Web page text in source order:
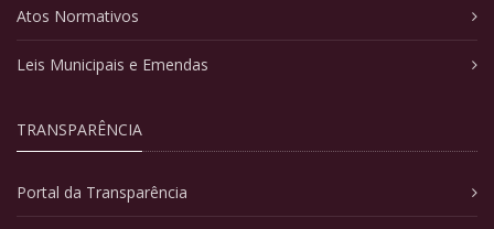
Atos Normativos
Leis Municipais e Emendas
TRANSPARÊNCIA
Portal da Transparência